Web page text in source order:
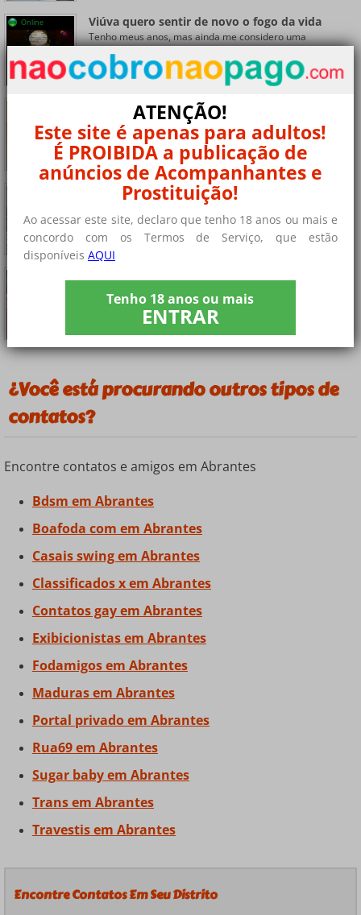
Online Viúva quero sentir de novo o fogo da vida
Tenho meus anos, mas ainda me considero uma
mulher......
+ 8 fotos privadas
Casado para sexo casual discreto
Olá, sou casada há muitos anos e por conta da rotina......
+ 4 fotos privadas
maduro em santarém procuro algo discreto
Maduro em Santarém Procuro algo discreto. Oi, sou......
+ 9 fotos privadas
compromisso
Me considero uma menina bem safada, com ideias
+ 9 fotos privadas
¿Você está procurando outros tipos de
contatos?
Encontre contatos e amigos em Abrantes
Bdsm em Abrantes
Boafoda com em Abrantes
Casais swing em Abrantes
Classificados x em Abrantes
Contatos gay em Abrantes
Exibicionistas em Abrantes
Fodamigos em Abrantes
Maduras em Abrantes
Portal privado em Abrantes
Rua69 em Abrantes
Sugar baby em Abrantes
Trans em Abrantes
Travestis em Abrantes
Encontre Contatos Em Seu Distrito
ATENÇÃO!
Este site é apenas para adultos!
É PROIBIDA a publicação de
anúncios de Acompanhantes e
Prostituição!
Ao acessar este site, declaro que tenho 18 anos ou mais e
concordo com os Termos de Serviço, que estão
disponíveis AQUI
Tenho 18 anos ou mais
ENTRAR